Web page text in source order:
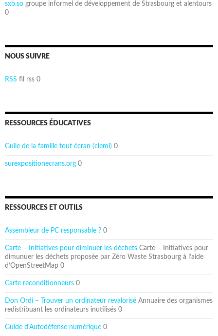
sxb.so groupe informel de développement de Strasbourg et alentours
0
NOUS SUIVRE
RSS fil rss 0
RESSOURCES ÉDUCATIVES
Guile de la famille tout écran (clemi) 0
surexpositionecrans.org 0
RESSOURCES ET OUTILS
Assembleur de PC responsable ? 0
Carte – Initiatives pour diminuer les déchets Carte – Initiatives pour
dimunuer les déchets proposée par Zéro Waste Strasbourg à l’aide
d’OpenStreetMap 0
Carte reconditionneurs 0
Don Ordi – Trouver un ordinateur revalorisé Annuaire des organismes
redistribuant les ordinateurs inutilisés 0
Guide d'Autodéfense numérique 0